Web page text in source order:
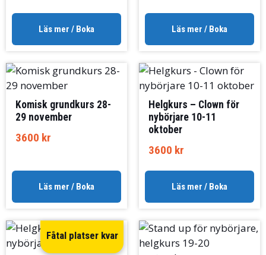
Läs mer / Boka Läs mer / Boka
Komisk grundkurs 28-
29 november
3600 kr
Läs mer / Boka
Helgkurs – Clown för
nybörjare 10-11
oktober
3600 kr
Läs mer / Boka
Fåtal platser kvar